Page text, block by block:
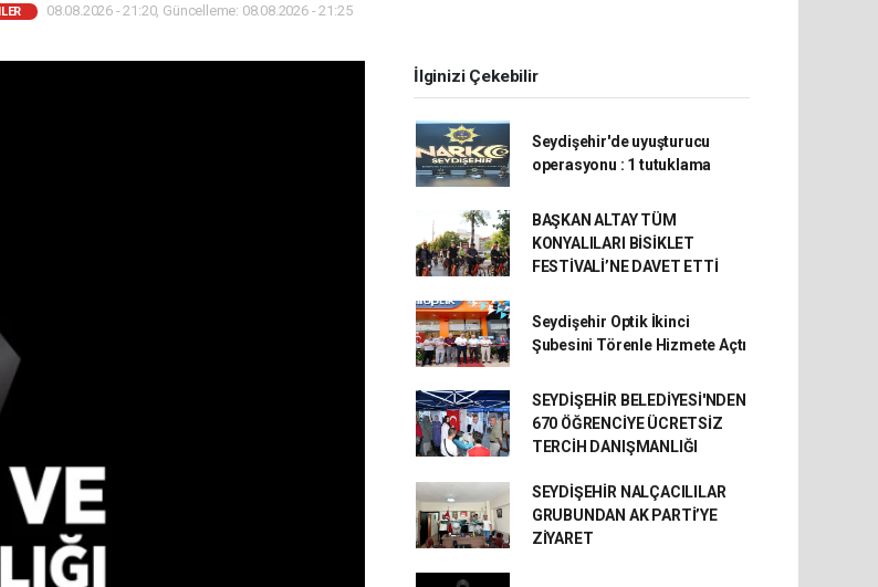
08.08.2026 - 21:20, Güncelleme: 08.08.2026 - 21:25
İlginizi Çekebilir
Seydişehir'de uyuşturucu
operasyonu : 1 tutuklama
BAŞKAN ALTAY TÜM
KONYALILARI BİSİKLET
FESTİVALİ’NE DAVET ETTİ
Seydişehir Optik İkinci
Şubesini Törenle Hizmete Açtı
SEYDİŞEHİR BELEDİYESİ'NDEN
670 ÖĞRENCİYE ÜCRETSİZ
TERCİH DANIŞMANLIĞI
SEYDİŞEHİR NALÇACILILAR
GRUBUNDAN AK PARTİ’YE
ZİYARET